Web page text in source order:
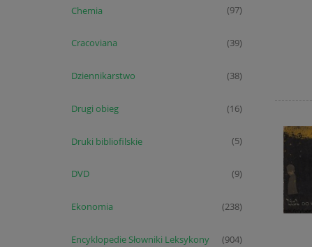
Chemia (97)
Cracoviana (39)
Dziennikarstwo (38)
Drugi obieg (16)
Druki bibliofilskie (5)
DVD (9)
Ekonomia (238)
Encyklopedie Słowniki Leksykony (904)